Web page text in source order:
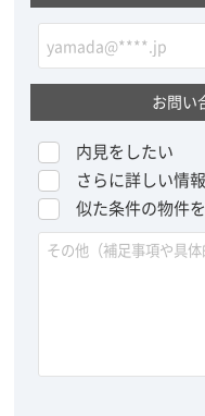
お問い
内見をしたい
さらに詳しい情
似た条件の物件